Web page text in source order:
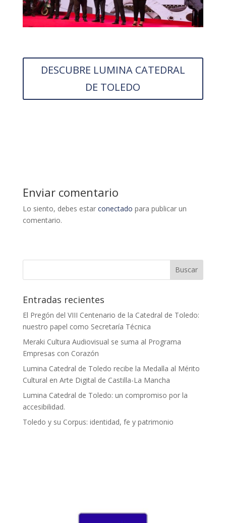
DESCUBRE LUMINA CATEDRAL
DE TOLEDO
Enviar comentario
Lo siento, debes estar conectado para publicar un
comentario.
Entradas recientes
El Pregón del VIII Centenario de la Catedral de Toledo:
nuestro papel como Secretaría Técnica
Meraki Cultura Audiovisual se suma al Programa
Empresas con Corazón
Lumina Catedral de Toledo recibe la Medalla al Mérito
Cultural en Arte Digital de Castilla-La Mancha
Lumina Catedral de Toledo: un compromiso por la
accesibilidad.
Toledo y su Corpus: identidad, fe y patrimonio